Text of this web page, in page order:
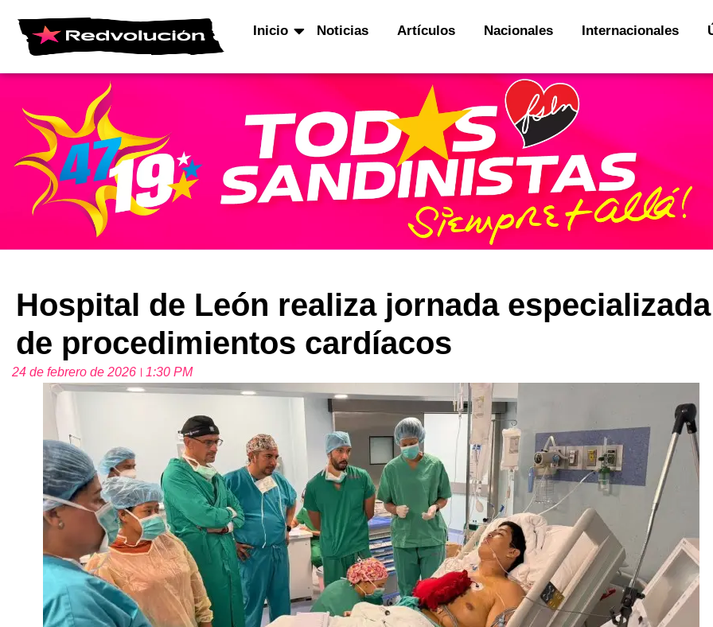
Inicio Noticias Artículos Nacionales Internacionales
Hospital de León realiza jornada especializada
de procedimientos cardíacos
24 de febrero de 2026 1:30 PM